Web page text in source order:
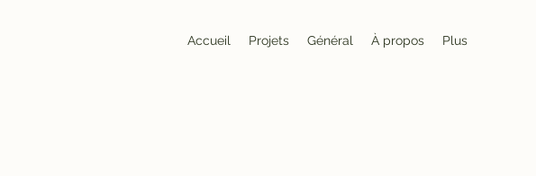
Accueil Projets Général À propos Plus